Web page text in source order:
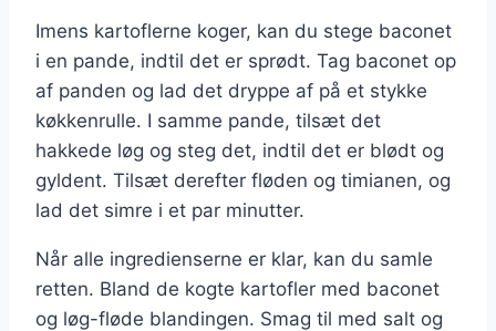
Imens kartoflerne koger, kan du stege baconet
i en pande, indtil det er sprødt. Tag baconet op
af panden og lad det dryppe af på et stykke
køkkenrulle. I samme pande, tilsæt det
hakkede løg og steg det, indtil det er blødt og
gyldent. Tilsæt derefter fløden og timianen, og
lad det simre i et par minutter.
Når alle ingredienserne er klar, kan du samle
retten. Bland de kogte kartofler med baconet
og løg-fløde blandingen. Smag til med salt og